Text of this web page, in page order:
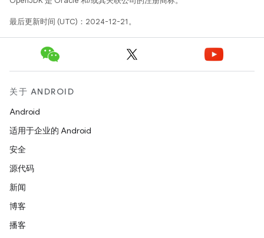
最后更新时间 (UTC)：2024-12-21。
关于 ANDROID
Android
适用于企业的 Android
安全
源代码
新闻
博客
播客